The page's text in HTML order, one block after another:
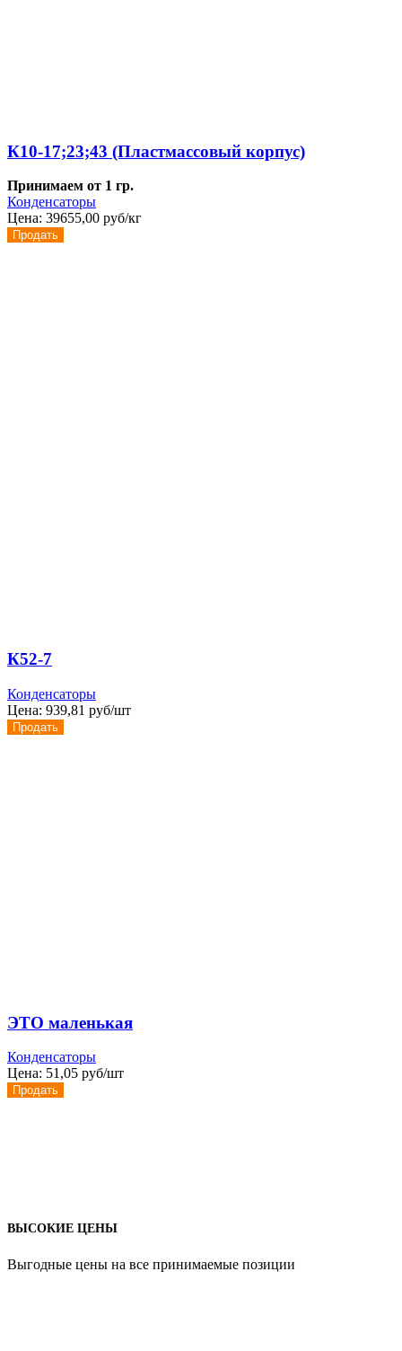
К10-17;23;43 (Пластмассовый корпус)
Принимаем от 1 гр.
Конденсаторы
Цена: 39655,00 руб/кг
Продать
К52-7
Конденсаторы
Цена: 939,81 руб/шт
Продать
ЭТО маленькая
Конденсаторы
Цена: 51,05 руб/шт
Продать
ВЫСОКИЕ ЦЕНЫ
Выгодные цены на все принимаемые позиции